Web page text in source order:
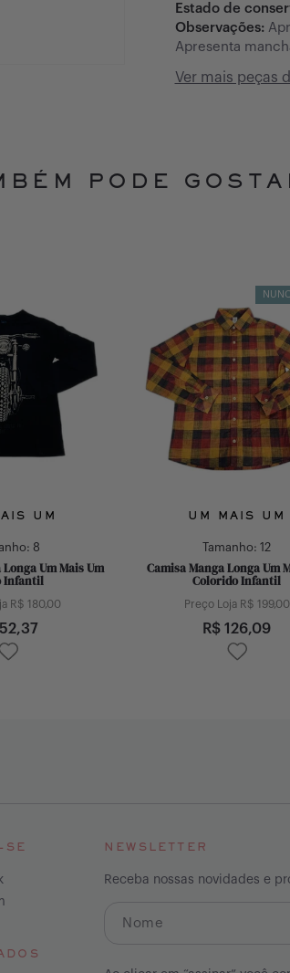
Estado de
Observações:
Apresenta
Ver mais peças
PODE
UM
8
Um Mais Um
Infantil
R$ 180,00
52,37
UM MAIS UM
Tamanho: 12
Camisa Manga Longa Um
Colorido Infantil
Preço Loja R$ 199,00
R$ 126,09
SE NEWSLETTER
Receba nossas novidades e